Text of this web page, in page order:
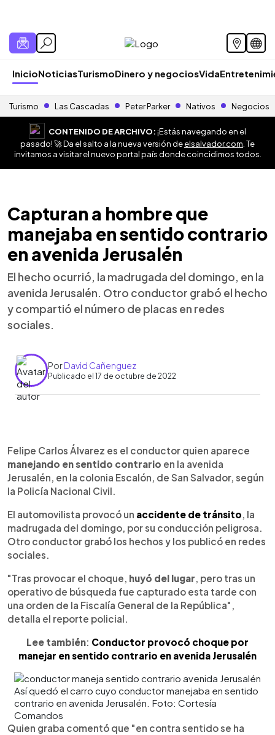
InicioNoticiasTurismoDinero y negociosVida
Turismo Las Cascadas Peter Parker Nativos Negocios
CONTENIDO DE ARCHIVO:¡Estás navegando en el
pasado! 🚀 Da el salto a la nueva versión deelsalvador.com . Te
invitamos a visitar el nuevo portal país donde coincidimos todos.
Capturan a hombre que
manejaba en sentido contrario
en avenida Jerusalén
El hecho ocurrió, la madrugada del domingo, en la
avenida Jerusalén. Otro conductor grabó el hecho
y compartió el número de placas en redes
sociales.
PorDavid Cañenguez
Publicado el 17 de octubre de 2022
► Escuchar artículo
Felipe Carlos Álvarez es el conductor quien aparece
manejando en sentido contrario en la avenida
Jerusalén, en la colonia Escalón, de San Salvador, según
la Policía Nacional Civil.
El automovilista provocó un accidente de tránsito, la
madrugada del domingo, por su conducción peligrosa.
Otro conductor grabó los hechos y los publicó en redes
sociales.
"Tras provocar el choque, huyó del lugar, pero tras un
operativo de búsqueda fue capturado esta tarde con
una orden de la Fiscalía General de la República",
detalla el reporte policial.
Lee también: Conductor provocó choque por
manejar en sentido contrario en avenida Jerusalén
Así quedó el carro cuyo conductor manejaba en sentido
contrario en avenida Jerusalén. Foto: Cortesía
Comandos
Quien graba comentó que "en contra sentido se ha